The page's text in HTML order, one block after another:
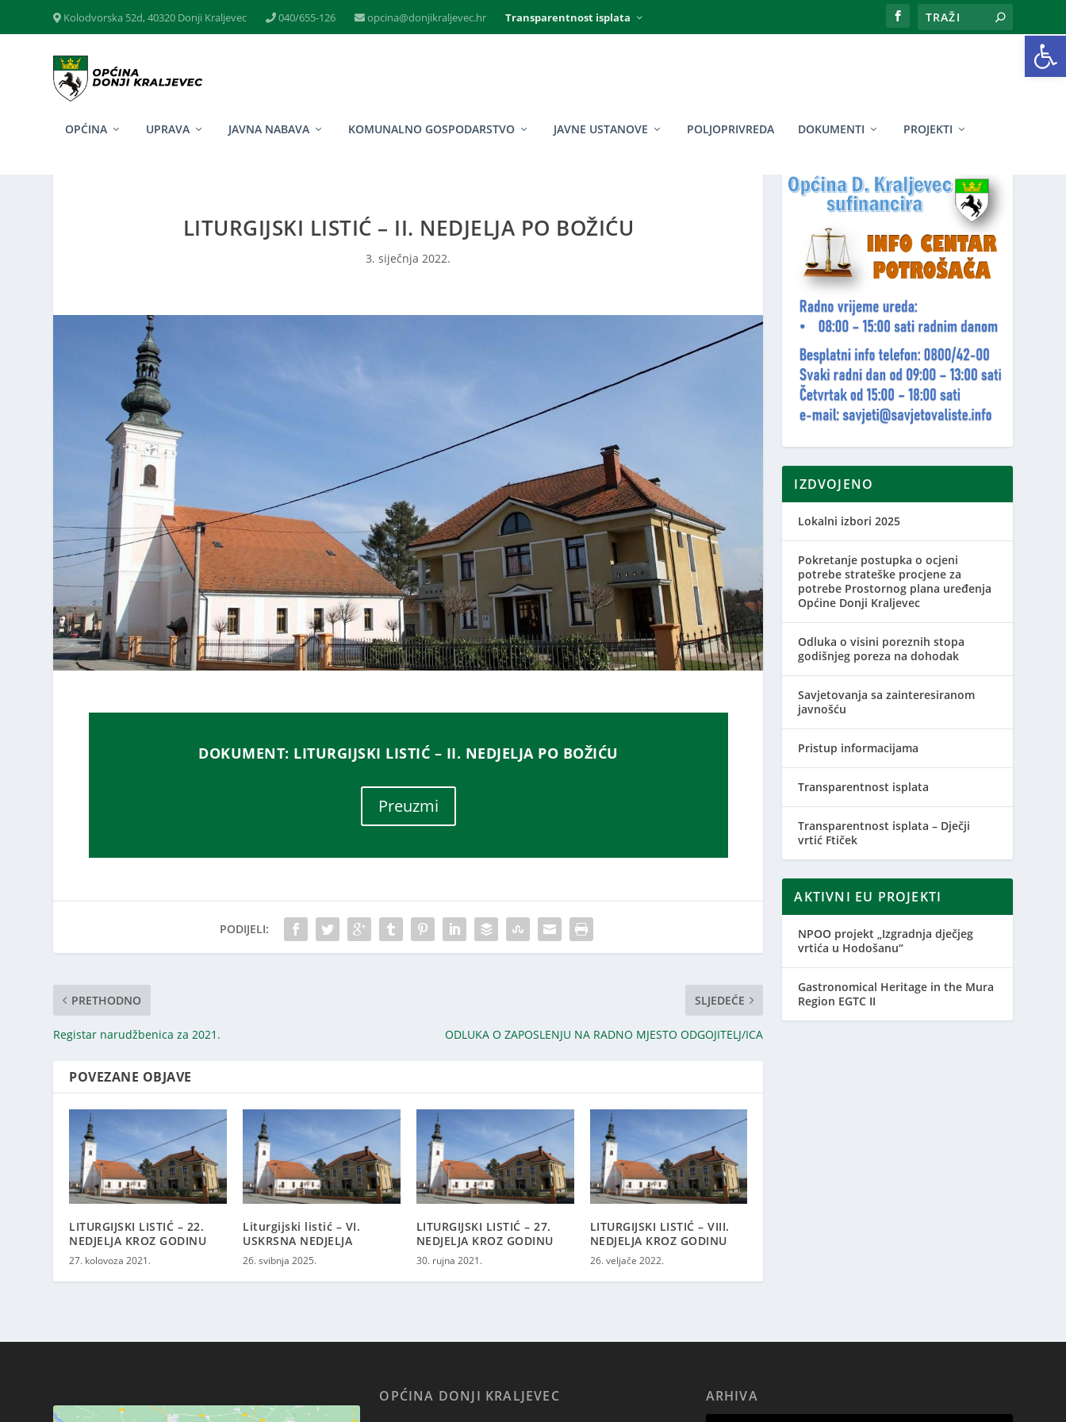
Open toolbar
Kolodvorska 52d, 40320 Donji Kraljevec 040/655-126 opcina@donjikraljevec.hr Transparentnost isplata
OPĆINA UPRAVA JAVNA NABAVA KOMUNALNO GOSPODARSTVO JAVNE USTANOVE POLJOPRIVREDA DOKUMENTI PROJEKTI
LITURGIJSKI LISTIĆ – II. NEDJELJA PO BOŽIĆU
3. siječnja 2022.
DOKUMENT: LITURGIJSKI LISTIĆ – II. NEDJELJA PO BOŽIĆU
Preuzmi
PODIJELI:
PRETHODNO
Registar narudžbenica za 2021.
SLJEDEĆE
ODLUKA O ZAPOSLENJU NA RADNO MJESTO ODGOJITELJ/ICA
POVEZANE OBJAVE
LITURGIJSKI LISTIĆ – 22.
NEDJELJA KROZ GODINU
27. kolovoza 2021.
Liturgijski listić – VI.
USKRSNA NEDJELJA
26. svibnja 2025.
LITURGIJSKI LISTIĆ – 27.
NEDJELJA KROZ GODINU
30. rujna 2021.
LITURGIJSKI LISTIĆ – VIII.
NEDJELJA KROZ GODINU
26. veljače 2022.
IZDVOJENO
Lokalni izbori 2025
Pokretanje postupka o ocjeni
potrebe strateške procjene za
potrebe Prostornog plana uređenja
Općine Donji Kraljevec
Odluka o visini poreznih stopa
godišnjeg poreza na dohodak
Savjetovanja sa zainteresiranom
javnošću
Pristup informacijama
Transparentnost isplata
Transparentnost isplata – Dječji
vrtić Ftiček
AKTIVNI EU PROJEKTI
NPOO projekt „Izgradnja dječjeg
vrtića u Hodošanu“
Gastronomical Heritage in the Mura
Region EGTC II
OPĆINA DONJI KRALJEVEC ARHIVA